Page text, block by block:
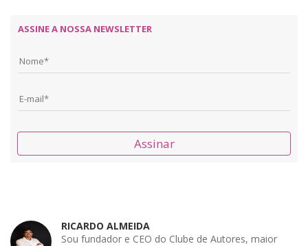
ASSINE A NOSSA NEWSLETTER
Assinar
RICARDO ALMEIDA
Sou fundador e CEO do Clube de Autores, maior